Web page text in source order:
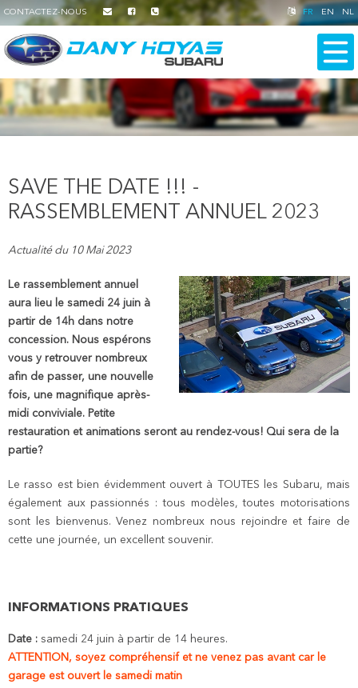
CONTACTEZ-NOUS FR EN NL
SAVE THE DATE !!! -
RASSEMBLEMENT ANNUEL 2023
Actualité du 10 Mai 2023
Le rassemblement annuel
aura lieu le samedi 24 juin à
partir de 14h dans notre
concession. Nous espérons
vous y retrouver nombreux
afin de passer, une nouvelle
fois, une magnifique après-
midi conviviale. Petite
restauration et animations seront au rendez-vous! Qui sera de la
partie?
Le rasso est bien évidemment ouvert à TOUTES les Subaru, mais
également aux passionnés : tous modèles, toutes motorisations
sont les bienvenus. Venez nombreux nous rejoindre et faire de
cette une journée, un excellent souvenir.
INFORMATIONS PRATIQUES
Date : samedi 24 juin à partir de 14 heures.
ATTENTION, soyez compréhensif et ne venez pas avant car le
garage est ouvert le samedi matin